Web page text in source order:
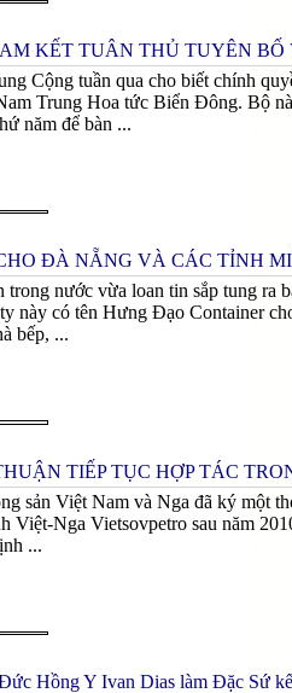
KẾT TUÂN THỦ TUYÊN BỐ
Cộng tuần qua cho biết chính
Trung Hoa tức Biển Đông. Bộ
năm để bàn ...
ĐÀ NẴNG VÀ CÁC TỈNH
nước vừa loan tin sắp tung
này có tên Hưng Đạo Container
bếp, ...
TIẾP TỤC HỢP TÁC
sản Việt Nam và Nga đã ký một
Việt-Nga Vietsovpetro sau năm
...
Hồng Y Ivan Dias làm Ðặc Sứ